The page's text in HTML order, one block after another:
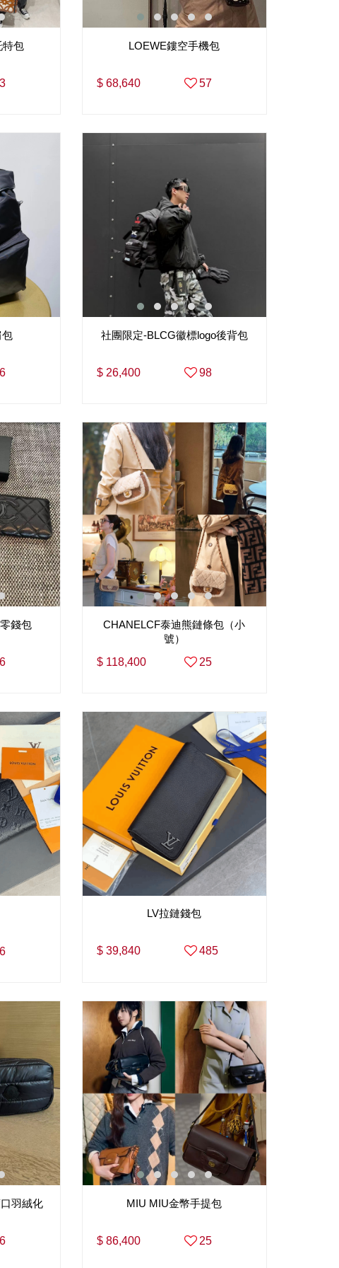
特包 LOEWE鏤空手機包
$ 68,640 57
包 社團限定-BLCG徽標logo後背包
$ 26,400 98
錢包
CHANELCF泰迪熊鏈條包（小
號）
$ 118,400
25
LV拉鏈錢包
$ 39,840 485
羽絨化
MIU MIU金幣手提包
$ 86,400 25